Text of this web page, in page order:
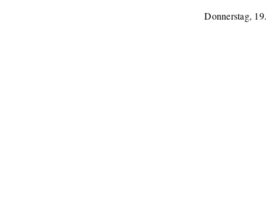
Donnerstag,